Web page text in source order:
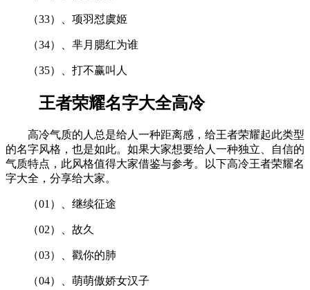
（33）、项羽怼虞姬
（34）、芈月腮红为谁
（35）、打不赢叫人
王者荣耀名字大全高冷
高冷气质的人总是给人一种距离感，给王者荣耀起此类型
的名字风格，也是如此。如果大家想要给人一种独立、自信的
气质特点，此风格值得大家借鉴与参考。以下高冷王者荣耀名
字大全，分享给大家。
（01）、继续征途
（02）、故久
（03）、戳你的肺
（04）、萌萌傲娇女汉子